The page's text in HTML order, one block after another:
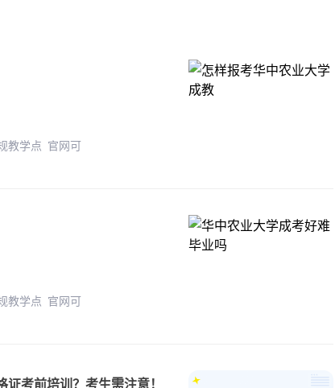
教学点 官网可
教学点 官网可
考前培训？考生需注意！